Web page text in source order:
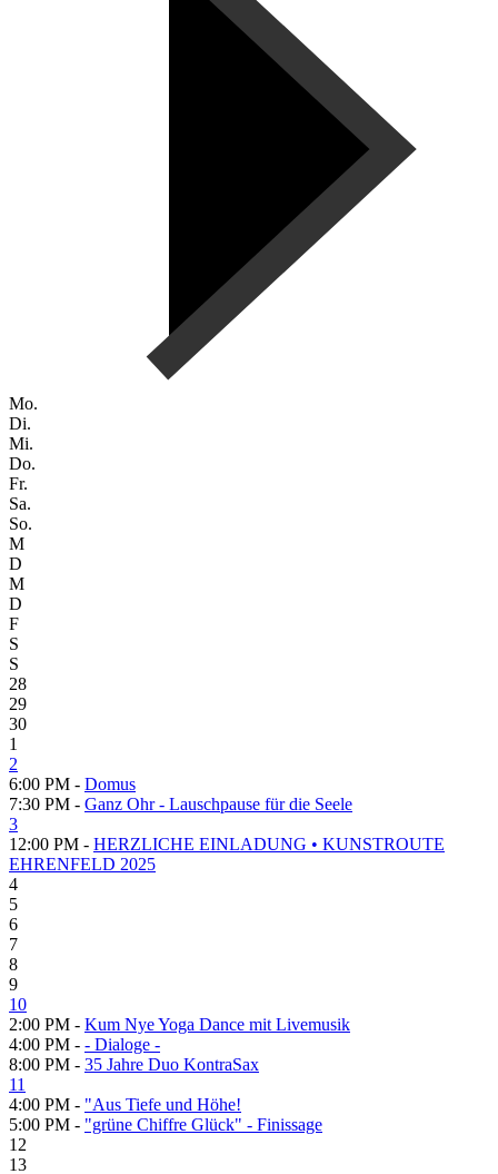
Mo.
Di.
Mi.
Do.
Fr.
Sa.
So.
M
D
M
D
F
S
S
28
29
30
1
2
6:00 PM - Domus
7:30 PM - Ganz Ohr - Lauschpause für die Seele
3
12:00 PM - HERZLICHE EINLADUNG • KUNSTROUTE
EHRENFELD 2025
4
5
6
7
8
9
10
2:00 PM - Kum Nye Yoga Dance mit Livemusik
4:00 PM - - Dialoge -
8:00 PM - 35 Jahre Duo KontraSax
11
4:00 PM - "Aus Tiefe und Höhe!
5:00 PM - "grüne Chiffre Glück" - Finissage
12
13